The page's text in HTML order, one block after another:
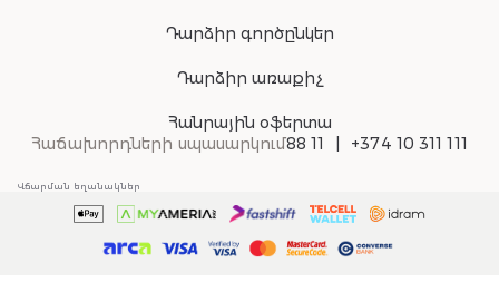
Դարձիր գործընկեր
Դարձիր առաքիչ
Հանրային օֆերտա
Հաճախորդների սպասարկում88 11 +374 10 311 111
Վճարման եղանակներ